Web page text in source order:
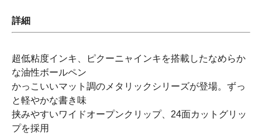
詳細
超低粘度インキ、ピクーニャインキを搭載したなめらか
な油性ボールペン
かっこいいマット調のメタリックシリーズが登場。ずっ
と軽やかな書き味
挟みやすいワイドオープンクリップ、24面カットグリッ
プを採用